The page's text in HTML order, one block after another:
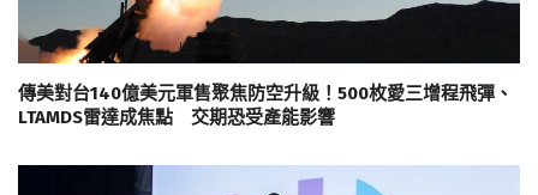
傳美對台140億美元軍售聚焦防空升級！500枚愛三增程飛彈、
LTAMDS雷達成焦點 交期恐受產能影響